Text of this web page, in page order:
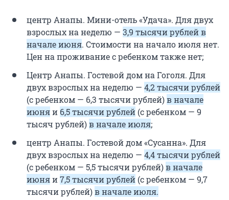
центр Анапы. Мини-отель «Удача». Для двух
взрослых на неделю — 3,9 тысячи рублей в
начале июня. Стоимости на начало июля нет.
Цен на проживание с ребенком также нет;
Центр Анапы. Гостевой дом на Гоголя. Для
двух взрослых на неделю — 4,2 тысячи рублей
(с ребенком — 6,3 тысячи рублей)в начале
июняи 6,5 тысячи рублей (с ребенком — 9
тысяч рублей)в начале июля;
центр Анапы. Гостевой дом «Сусанна». Для
двух взрослых на неделю — 4,4 тысячи рублей
(с ребенком — 5,5 тысячи рублей)в начале
июняи7,5 тысячи рублей (с ребенком — 9,7
тысячи рублей)в начале июля.